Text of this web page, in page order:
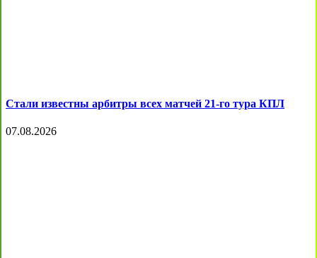
Стали известны арбитры всех матчей 21-го тура КПЛ
07.08.2026